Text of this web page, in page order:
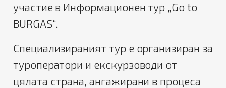
участие в Информационен тур „Go to
BURGAS“.
Специализираният тур е организиран за
туроператори и екскурзоводи от
цялата страна, ангажирани в процеса